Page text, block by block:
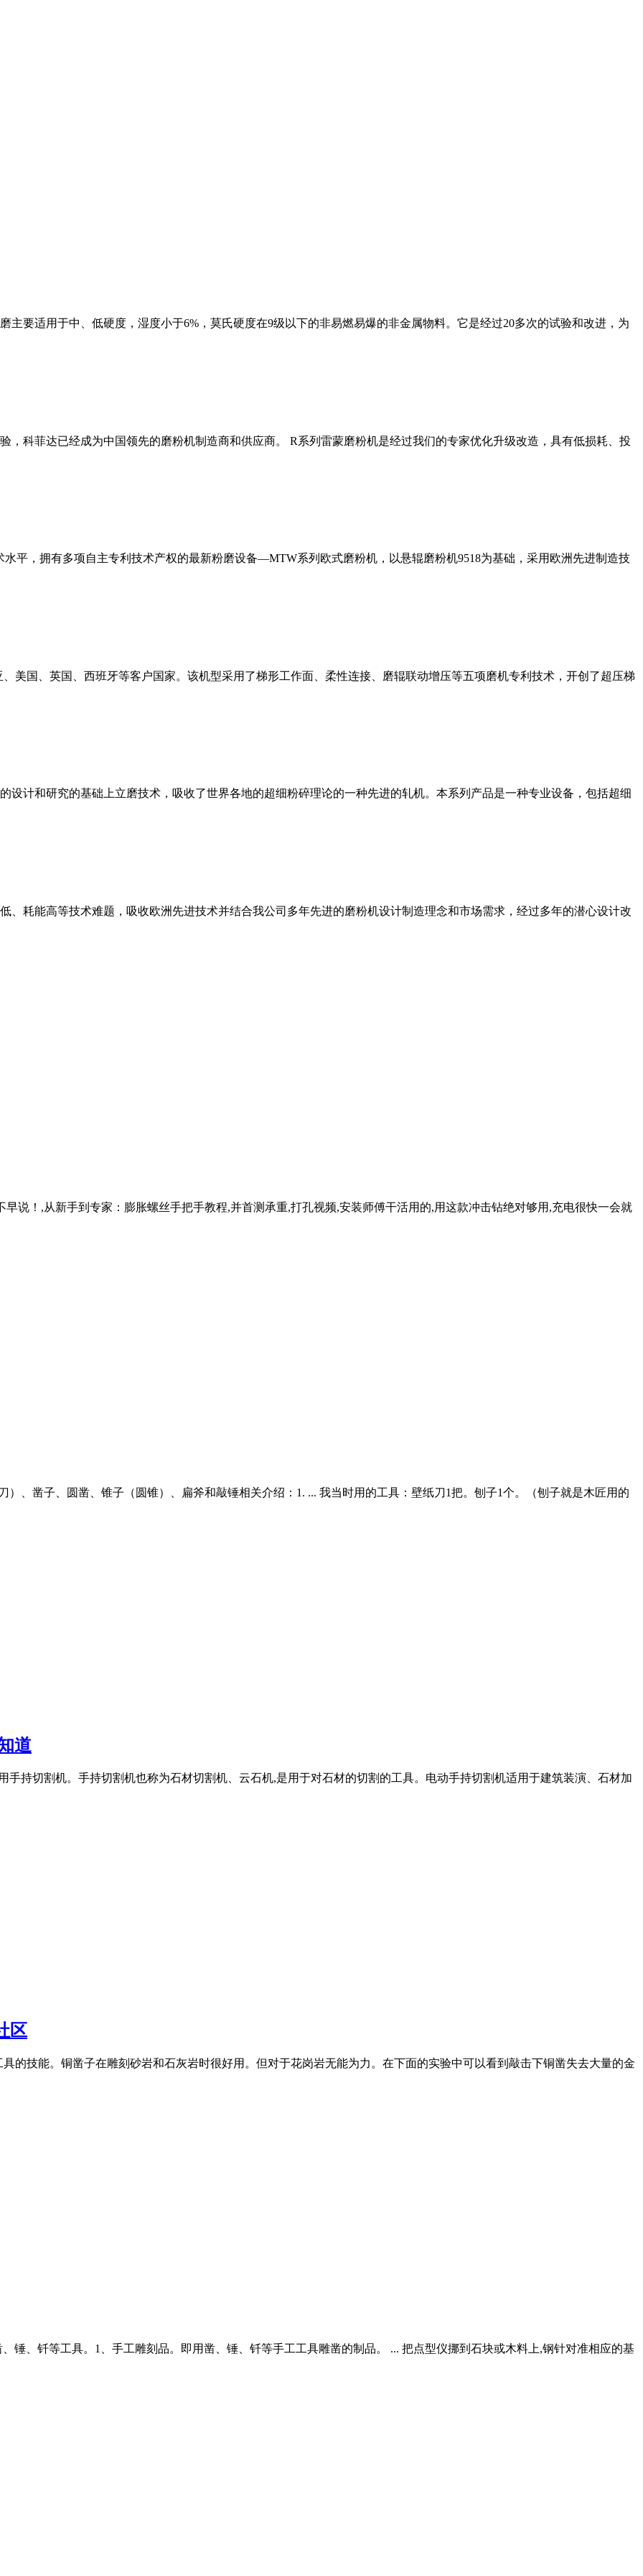
主要适用于中、低硬度，湿度小于6%，莫氏硬度在9级以下的非易燃易爆的非金属物料。它是经过20多次的试验和改进，为
，科菲达已经成为中国领先的磨粉机制造商和供应商。 R系列雷蒙磨粉机是经过我们的专家优化升级改造，具有低损耗、投
平，拥有多项自主专利技术产权的最新粉磨设备—MTW系列欧式磨粉机，以悬辊磨粉机9518为基础，采用欧洲先进制造技
美国、英国、西班牙等客户国家。该机型采用了梯形工作面、柔性连接、磨辊联动增压等五项磨机专利技术，开创了超压梯
设计和研究的基础上立磨技术，吸收了世界各地的超细粉碎理论的一种先进的轧机。本系列产品是一种专业设备，包括超细
、耗能高等技术难题，吸收欧洲先进技术并结合我公司多年先进的磨粉机设计制造理念和市场需求，经过多年的潜心设计改
说！,从新手到专家：膨胀螺丝手把手教程,并首测承重,打孔视频,安装师傅干活用的,用这款冲击钻绝对够用,充电很快一会就
）、凿子、圆凿、锥子（圆锥）、扁斧和敲锤相关介绍：1. ... 我当时用的工具：壁纸刀1把。刨子1个。（刨子就是木匠用的
道
手持切割机。手持切割机也称为石材切割机、云石机,是用于对石材的切割的工具。电动手持切割机适用于建筑装演、石材加
区
的技能。铜凿子在雕刻砂岩和石灰岩时很好用。但对于花岗岩无能为力。在下面的实验中可以看到敲击下铜凿失去大量的金
锤、钎等工具。1、手工雕刻品。即用凿、锤、钎等手工工具雕凿的制品。 ... 把点型仪挪到石块或木料上,钢针对准相应的基